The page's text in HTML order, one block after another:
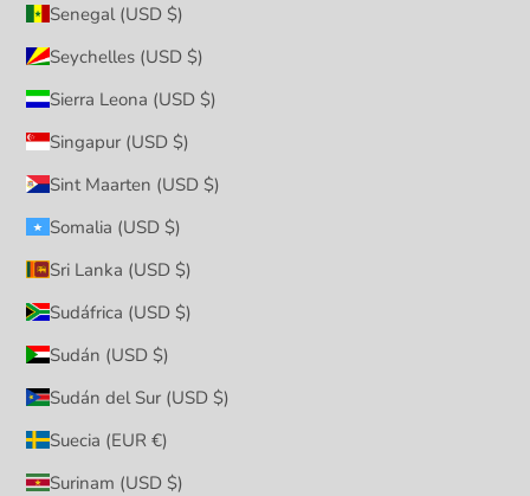
Senegal (USD $)
Seychelles (USD $)
Sierra Leona (USD $)
Singapur (USD $)
Sint Maarten (USD $)
Somalia (USD $)
Sri Lanka (USD $)
Sudáfrica (USD $)
Sudán (USD $)
Sudán del Sur (USD $)
Suecia (EUR €)
Surinam (USD $)